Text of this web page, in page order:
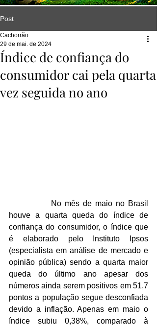
Post
Índice de confiança do
consumidor cai pela quarta
vez seguida no ano
Cachorrão
29 de mai. de 2024
houve a quarta queda do índice de
confiança do consumidor, o índice que
é elaborado pelo Instituto Ipsos
(especialista em análise de mercado e
opinião pública) sendo a quarta maior
queda do último ano apesar dos
números ainda serem positivos em 51,7
pontos a população segue desconfiada
devido a inflação. Apenas em maio o
índice subiu 0,38%, comparado à